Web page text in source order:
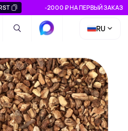
-2000 ₽ НА ПЕРВЫЙ ЗАКАЗ
RU